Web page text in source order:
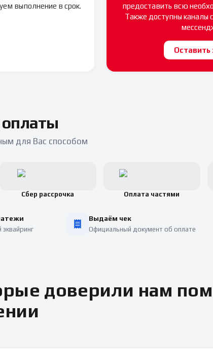
выполнение в срок.
предоставить всю
Также доступны каналы
Оставить
для Вас способом
Сбер рассрочка Оплата частями
эквайринг
Выдаём чек
Официальный документ об оплате
доверили нам